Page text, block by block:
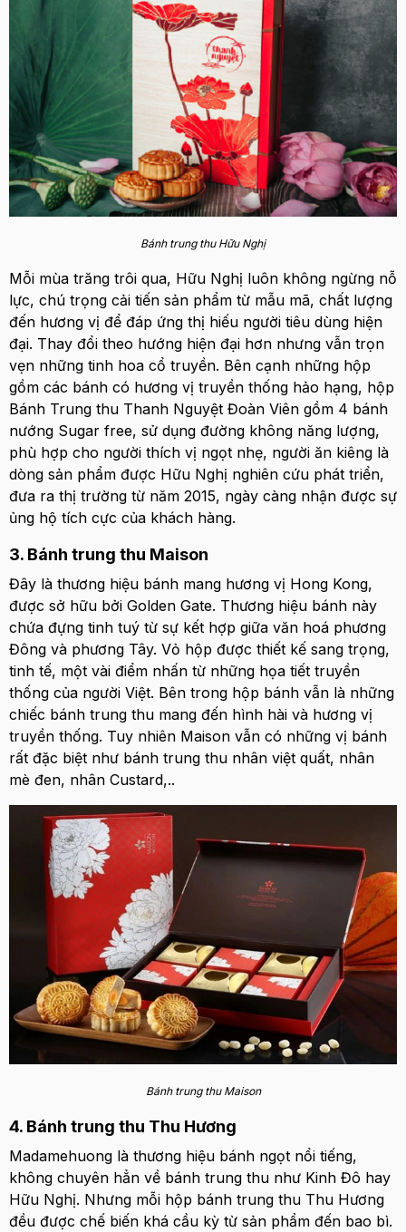
Bánh trung thu Hữu Nghị
Mỗi mùa trăng trôi qua, Hữu Nghị luôn không ngừng nỗ
lực, chú trọng cải tiến sản phẩm từ mẫu mã, chất lượng
đến hương vị để đáp ứng thị hiếu người tiêu dùng hiện
đại. Thay đổi theo hướng hiện đại hơn nhưng vẫn trọn
vẹn những tinh hoa cổ truyền. Bên cạnh những hộp
gồm các bánh có hương vị truyền thống hảo hạng, hộp
Bánh Trung thu Thanh Nguyệt Đoàn Viên gồm 4 bánh
nướng Sugar free, sử dụng đường không năng lượng,
phù hợp cho người thích vị ngọt nhẹ, người ăn kiêng là
dòng sản phẩm được Hữu Nghị nghiên cứu phát triển,
đưa ra thị trường từ năm 2015, ngày càng nhận được sự
ủng hộ tích cực của khách hàng.
3. Bánh trung thu Maison
Đây là thương hiệu bánh mang hương vị Hong Kong,
được sở hữu bởi Golden Gate. Thương hiệu bánh này
chứa đựng tinh tuý từ sự kết hợp giữa văn hoá phương
Đông và phương Tây. Vỏ hộp được thiết kế sang trọng,
tinh tế, một vài điểm nhấn từ những họa tiết truyền
thống của người Việt. Bên trong hộp bánh vẫn là những
chiếc bánh trung thu mang đến hình hài và hương vị
truyền thống. Tuy nhiên Maison vẫn có những vị bánh
rất đặc biệt như bánh trung thu nhân việt quất, nhân
mè đen, nhân Custard,..
Bánh trung thu Maison
4. Bánh trung thu Thu Hương
Madamehuong là thương hiệu bánh ngọt nổi tiếng,
không chuyên hẳn về bánh trung thu như Kinh Đô hay
Hữu Nghị. Nhưng mỗi hộp bánh trung thu Thu Hương
đều được chế biến khá cầu kỳ từ sản phẩm đến bao bì.